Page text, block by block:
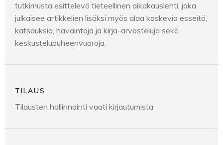
tutkimusta esittelevä tieteellinen aikakauslehti, joka
julkaisee artikkelien lisäksi myös alaa koskevia esseitä,
katsauksia, havaintoja ja kirja-arvosteluja sekä
keskustelupuheenvuoroja.
TILAUS
Tilausten hallinnointi vaati kirjautumista.